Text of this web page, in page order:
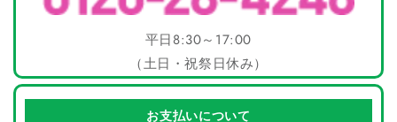
平日8:30～17:00
（土日・祝祭日休み）
お支払いについて